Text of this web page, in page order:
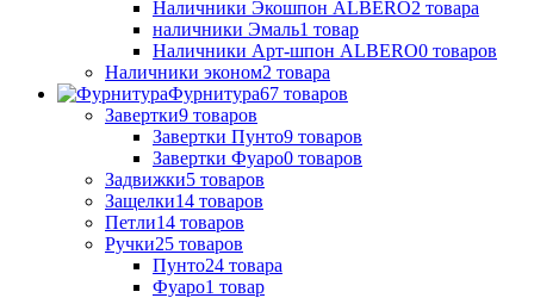
Наличники Экошпон ALBERO2 товара
наличники Эмаль1 товар
Наличники Арт-шпон ALBERO0 товаров
Наличники эконом2 товара
Фурнитура67 товаров
Завертки9 товаров
Завертки Пунто9 товаров
Завертки Фуаро0 товаров
Задвижки5 товаров
Защелки14 товаров
Петли14 товаров
Ручки25 товаров
Пунто24 товара
Фуаро1 товар